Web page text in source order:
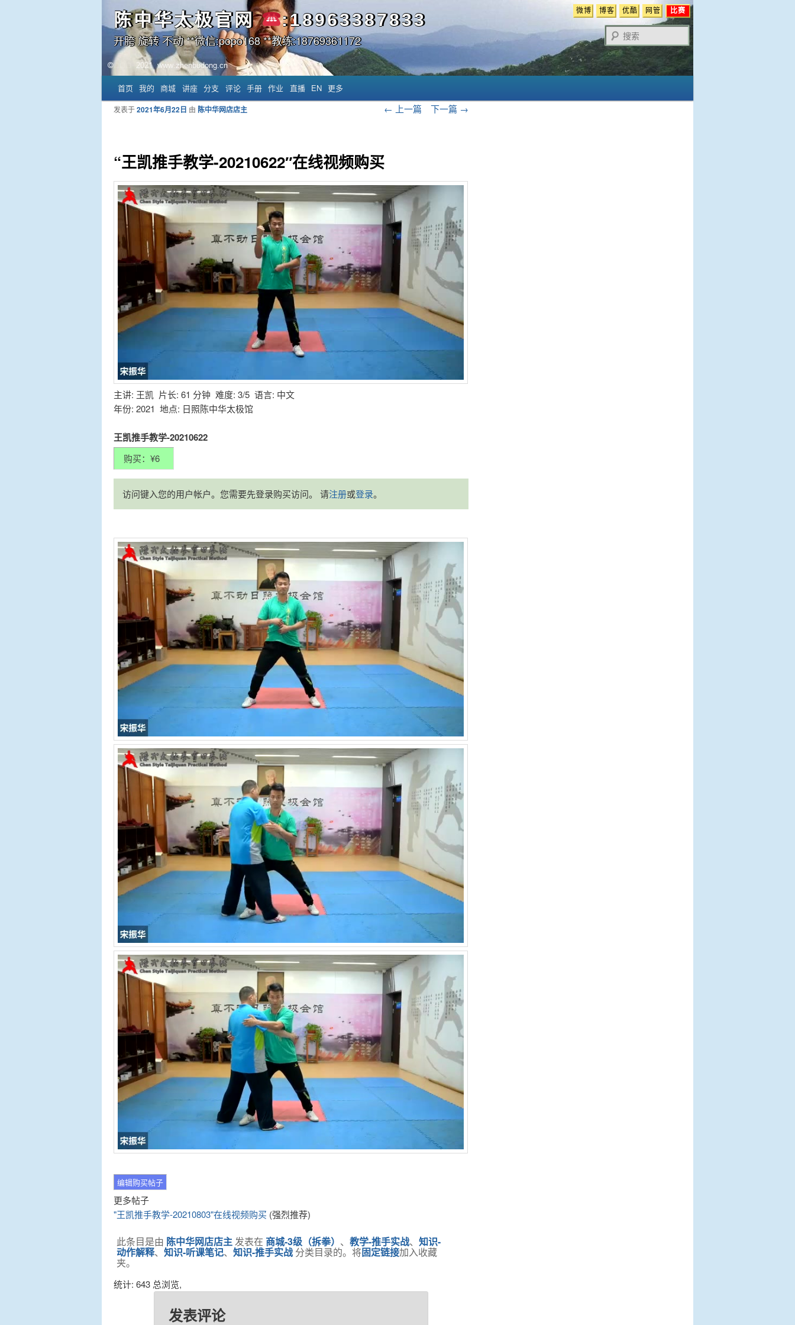
比赛
网管
优酷
博客
微博
陈中华太极官网 :18963387833
开胯 旋转 不动 **微信:popo168 **教练:18769361172
索
主菜单
跳至主内容区域
跳至副内容区域
首页 我的 商城 讲座 分支 评论 手册 作业 直播 EN 更多
文章导航
← 上一篇 下一篇 →
“王凯推手教学-20210622″在线视频购买
发表于2021年6月22日 由 陈中华网店店主
主讲: 王凯 片长: 61 分钟 难度: 3/5 语言: 中文
年份: 2021 地点: 日照陈中华太极馆
王凯推手教学-20210622
访问键入您的用户帐户。您需要先登录购买访问。 请注册或登录。
更多帖子
"王凯推手教学-20210803"在线视频购买 (强烈推荐)
此条目是由 陈中华网店店主 发表在 商城-3级（拆拳） 、 教学-推手实战、 知识-
动作解释、 知识-听课笔记、 知识-推手实战分类目录的。将固定链接加入收藏
夹。
统计: 643 总浏览,
发表评论